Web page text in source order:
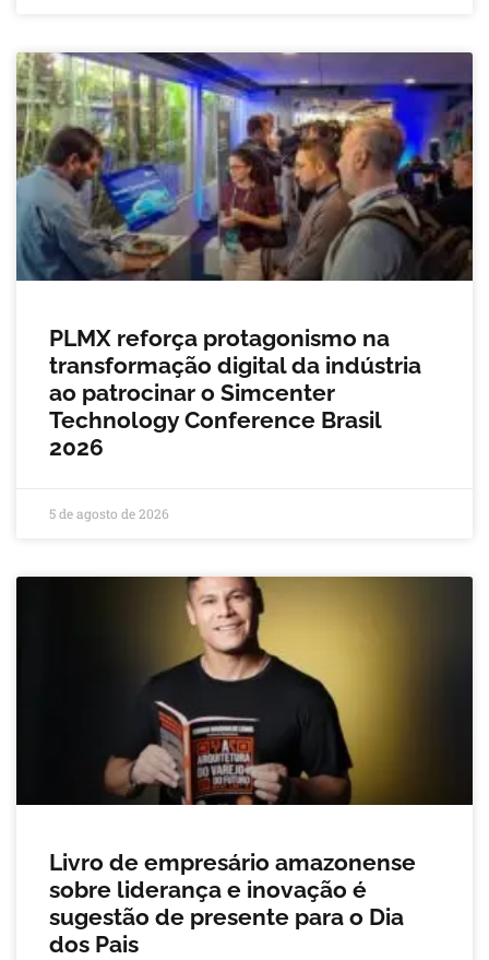
PLMX reforça protagonismo na
transformação digital da indústria
ao patrocinar o Simcenter
Technology Conference Brasil
2026
5 de agosto de 2026
Livro de empresário amazonense
sobre liderança e inovação é
sugestão de presente para o Dia
dos Pais